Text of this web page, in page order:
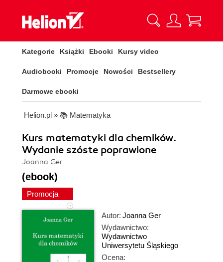
Kategorie Książki Ebooki Kursy video
Audiobooki Promocje Nowości Bestsellery
Darmowe ebooki
Helion.pl » 📚 Matematyka
Kurs matematyki dla chemików.
Wydanie szóste poprawione
Joanna Ger
(ebook)
Promocja
Autor: Joanna Ger
Wydawnictwo:
Wydawnictwo
Uniwersytetu Śląskiego
Ocena: